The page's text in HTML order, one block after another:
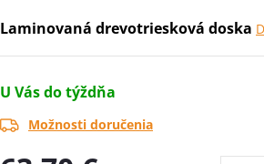
Laminovaná drevotriesková doska
U Vás do týždňa
Možnosti doručenia